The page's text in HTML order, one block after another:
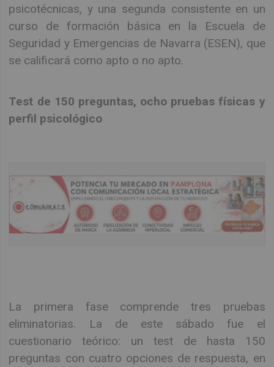
psicotécnicas, y una segunda consistente en un
curso de formación básica en la Escuela de
Seguridad y Emergencias de Navarra (ESEN), que
se calificará como apto o no apto.
Test de 150 preguntas, ocho pruebas físicas y
perfil psicológico
La primera fase comprende tres pruebas
eliminatorias. La de este sábado fue el
cuestionario teórico: un test de hasta 150
preguntas con cuatro opciones de respuesta, en